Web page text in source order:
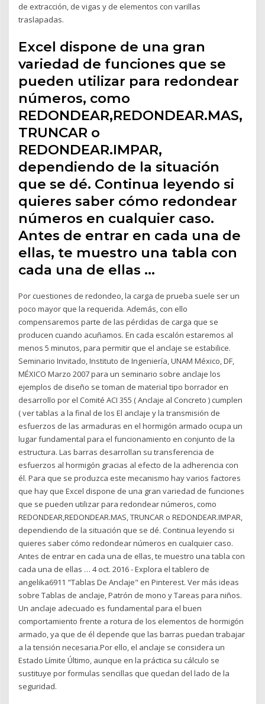
de extracción, de vigas y de elementos con varillas
traslapadas.
Excel dispone de una gran
variedad de funciones que se
pueden utilizar para redondear
números, como
REDONDEAR,REDONDEAR.MAS,
TRUNCAR o
REDONDEAR.IMPAR,
dependiendo de la situación
que se dé. Continua leyendo si
quieres saber cómo redondear
números en cualquier caso.
Antes de entrar en cada una de
ellas, te muestro una tabla con
cada una de ellas …
Por cuestiones de redondeo, la carga de prueba suele ser un
poco mayor que la requerida. Además, con ello
compensaremos parte de las pérdidas de carga que se
producen cuando acuñamos. En cada escalón estaremos al
menos 5 minutos, para permitir que el anclaje se estabilice.
Seminario Invitado, Instituto de Ingeniería, UNAM México, DF,
MÉXICO Marzo 2007 para un seminario sobre anclaje los
ejemplos de diseño se toman de material tipo borrador en
desarrollo por el Comité ACI 355 ( Anclaje al Concreto ) cumplen
( ver tablas a la final de los El anclaje y la transmisión de
esfuerzos de las armaduras en el hormigón armado ocupa un
lugar fundamental para el funcionamiento en conjunto de la
estructura. Las barras desarrollan su transferencia de
esfuerzos al hormigón gracias al efecto de la adherencia con
él. Para que se produzca este mecanismo hay varios factores
que hay que Excel dispone de una gran variedad de funciones
que se pueden utilizar para redondear números, como
REDONDEAR,REDONDEAR.MAS, TRUNCAR o REDONDEAR.IMPAR,
dependiendo de la situación que se dé. Continua leyendo si
quieres saber cómo redondear números en cualquier caso.
Antes de entrar en cada una de ellas, te muestro una tabla con
cada una de ellas … 4 oct. 2016 - Explora el tablero de
angelika6911 "Tablas De Anclaje" en Pinterest. Ver más ideas
sobre Tablas de anclaje, Patrón de mono y Tareas para niños.
Un anclaje adecuado es fundamental para el buen
comportamiento frente a rotura de los elementos de hormigón
armado, ya que de él depende que las barras puedan trabajar
a la tensión necesaria.Por ello, el anclaje se considera un
Estado Límite Último, aunque en la práctica su cálculo se
sustituye por formulas sencillas que quedan del lado de la
seguridad.